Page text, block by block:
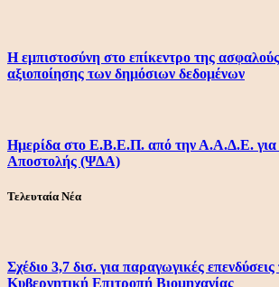
Η εμπιστοσύνη στο επίκεντρο της
αξιοποίησης των δημόσιων δεδομένων
Ημερίδα στο Ε.Β.Ε.Π. από την Α.Α.Δ.Ε. για
Αποστολής (ΨΔΑ)
Τελευταία Νέα
Σχέδιο 3,7 δισ. για παραγωγικές
Κυβερνητική Επιτροπή Βιομηχανίας